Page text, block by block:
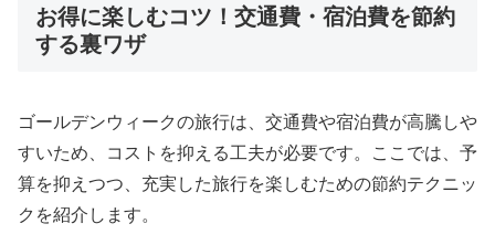
お得に楽しむコツ！交通費・宿泊費を節約
する裏ワザ
ゴールデンウィークの旅行は、交通費や宿泊費が高騰しや
すいため、コストを抑える工夫が必要です。ここでは、予
算を抑えつつ、充実した旅行を楽しむための節約テクニッ
クを紹介します。